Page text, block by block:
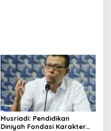
Musriadi: Pendidikan
Diniyah Fondasi Karakter